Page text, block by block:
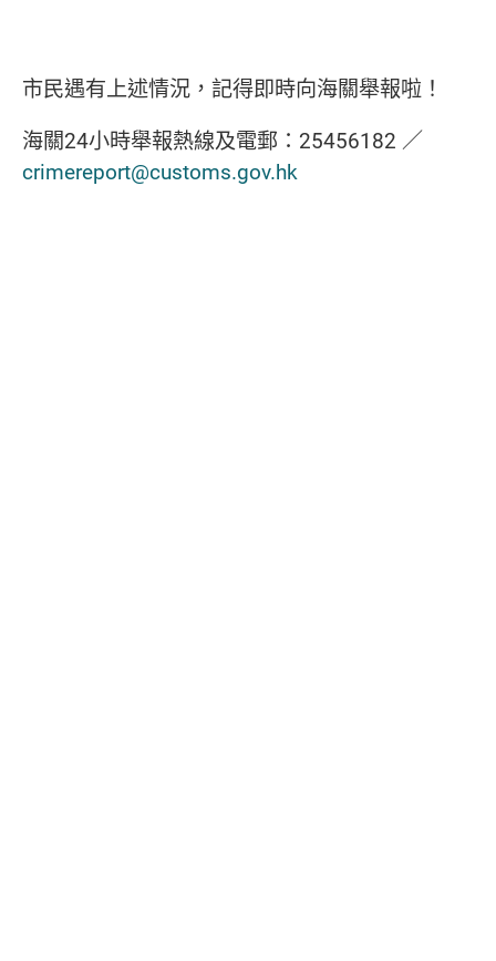
市民遇有上述情況，記得即時向海關舉報啦！
海關24小時舉報熱線及電郵：25456182 ／
crimereport@customs.gov.hk